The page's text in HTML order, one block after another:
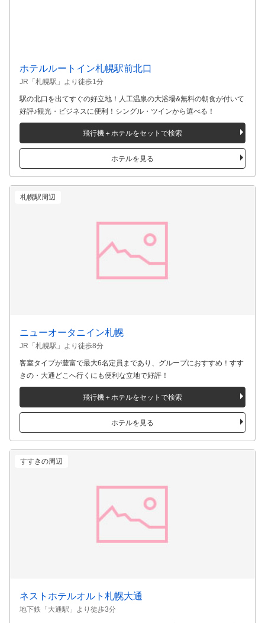
ホテルルートイン札幌駅前北口
JR「札幌駅」より徒歩1分
駅の北口を出てすぐの好立地！人工温泉の大浴場&無料の朝食が付いて
好評♪観光・ビジネスに便利！シングル・ツインから選べる！
ニューオータニイン札幌
JR「札幌駅」より徒歩8分
客室タイプが豊富で最大6名定員まであり、グループにおすすめ！すす
きの・大通どこへ行くにも便利な立地で好評！